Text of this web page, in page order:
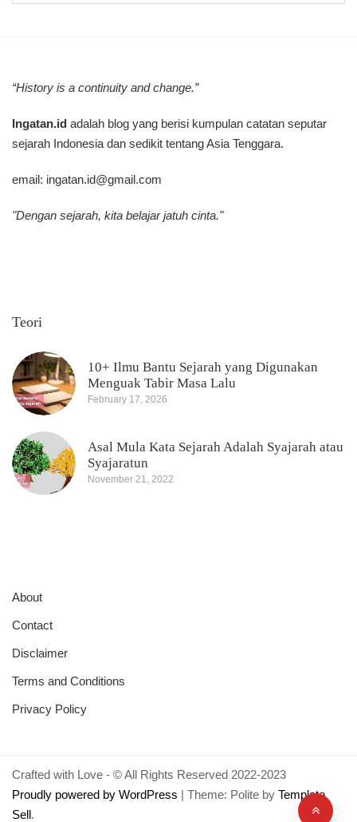
“History is a continuity and change.”
Ingatan.id adalah blog yang berisi kumpulan catatan seputar
sejarah Indonesia dan sedikit tentang Asia Tenggara.
email: ingatan.id@gmail.com
"Dengan sejarah, kita belajar jatuh cinta."
Teori
10+ Ilmu Bantu Sejarah yang Digunakan
Menguak Tabir Masa Lalu
February 17, 2026
Asal Mula Kata Sejarah Adalah Syajarah atau
Syajaratun
November 21, 2022
About
Contact
Disclaimer
Terms and Conditions
Privacy Policy
Crafted with Love - © All Rights Reserved 2022-2023
Proudly powered by WordPress | Theme: Polite by Template
Sell.